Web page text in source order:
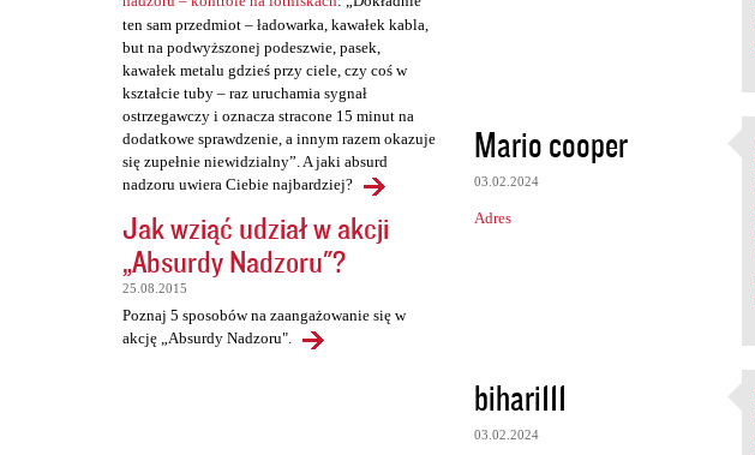
ten sam przedmiot – ładowarka, kawałek kabla,
but na podwyższonej podeszwie, pasek,
kawałek metalu gdzieś przy ciele, czy coś w
kształcie tuby – raz uruchamia sygnał
ostrzegawczy i oznacza stracone 15 minut na
dodatkowe sprawdzenie, a innym razem okazuje
się zupełnie niewidzialny”. A jaki absurd
nadzoru uwiera Ciebie najbardziej?
Jak wziąć udział w akcji
„Absurdy Nadzoru"?
25.08.2015
Poznaj 5 sposobów na zaangażowanie się w
akcję „Absurdy Nadzoru".
Mario cooper
03.02.2024
Adres
bihari111
03.02.2024